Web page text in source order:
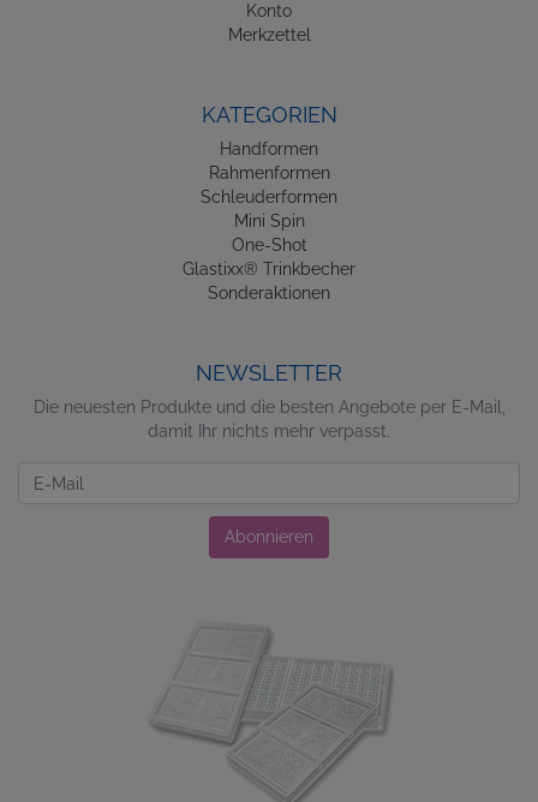
Konto
Merkzettel
KATEGORIEN
Handformen
Rahmenformen
Schleuderformen
Mini Spin
One-Shot
Glastixx® Trinkbecher
Sonderaktionen
NEWSLETTER
Die neuesten Produkte und die besten Angebote per E-Mail,
damit Ihr nichts mehr verpasst.
Abonnieren